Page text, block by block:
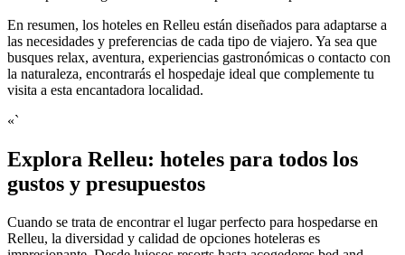
En resumen, los hoteles en Relleu están diseñados para adaptarse a
las necesidades y preferencias de cada tipo de viajero. Ya sea que
busques relax, aventura, experiencias gastronómicas o contacto con
la naturaleza, encontrarás el hospedaje ideal que complemente tu
visita a esta encantadora localidad.
«`
Explora Relleu: hoteles para todos los
gustos y presupuestos
Cuando se trata de encontrar el lugar perfecto para hospedarse en
Relleu, la diversidad y calidad de opciones hoteleras es